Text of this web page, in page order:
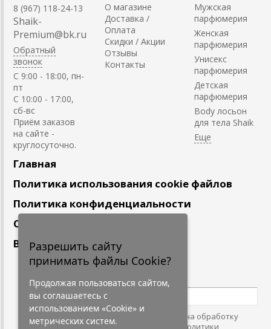
8 (967) 118-24-13
Shaik-
Premium@bk.ru
Обратный
звонок
C 9:00 - 18:00, пн-
пт
С 10:00 - 17:00,
сб-вс
Приём заказов
на сайте -
круглосуточно.
О магазине
Доставка /
Оплата
Скидки / Акции
Отзывы
Контакты
Мужская
парфюмерия
Женская
парфюмерия
Унисекс
парфюмерия
Детская
парфюмерия
Body лосьон
для тела Shaik
Главная
Политика использования cookie файлов
Политика конфиденциальности
Сотрудничество
Вакансии
Подпишитесь
Нажимая на кнопку, я даю согласие на обработку
персональных данных. С условиями
"Политики
Разрешить сайту
принимать файлы Cookie?
Продолжая пользоваться сайтом,
вы соглашаетесь с
использованием «Cookie» и
метрических систем.